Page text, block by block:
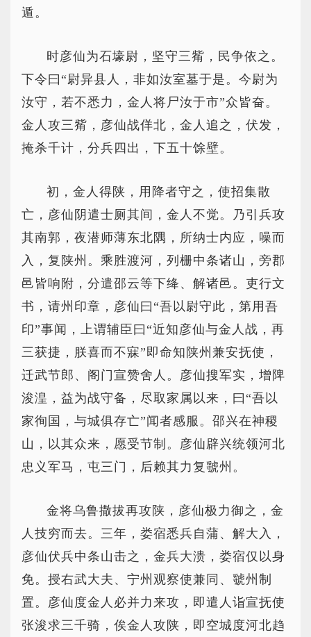
遁。
时彦仙为石壕尉，坚守三觜，民争依之。
下令曰“尉异县人，非如汝室墓于是。今尉为
汝守，若不悉力，金人将尸汝于市”众皆奋。
金人攻三觜，彦仙战佯北，金人追之，伏发，
掩杀千计，分兵四出，下五十馀壁。
初，金人得陕，用降者守之，使招集散
亡，彦仙阴遣士厕其间，金人不觉。乃引兵攻
其南郭，夜潜师薄东北隅，所纳士内应，噪而
入，复陕州。乘胜渡河，列栅中条诸山，旁郡
邑皆响附，分遣邵云等下绛、解诸邑。吏行文
书，请州印章，彦仙曰“吾以尉守此，第用吾
印”事闻，上谓辅臣曰“近知彦仙与金人战，再
三获捷，朕喜而不寐”即命知陕州兼安抚使，
迁武节郎、阁门宣赞舍人。彦仙搜军实，增陴
浚湟，益为战守备，尽取家属以来，曰“吾以
家徇国，与城俱存亡”闻者感服。邵兴在神稷
山，以其众来，愿受节制。彦仙辟兴统领河北
忠义军马，屯三门，后赖其力复虢州。
金将乌鲁撒拔再攻陕，彦仙极力御之，金
人技穷而去。三年，娄宿悉兵自蒲、解大入，
彦仙伏兵中条山击之，金兵大溃，娄宿仅以身
免。授右武大夫、宁州观察使兼同、虢州制
置。彦仙度金人必并力来攻，即遣人诣宣抚使
张浚求三千骑，俟金人攻陕，即空城度河北趋